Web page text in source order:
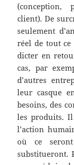
(conception,
client). De
seulement
réel de tout
dicter en
cas, par
d’autres
leur casque
besoins, des
les produits.
l’action
où ce
substitueront.